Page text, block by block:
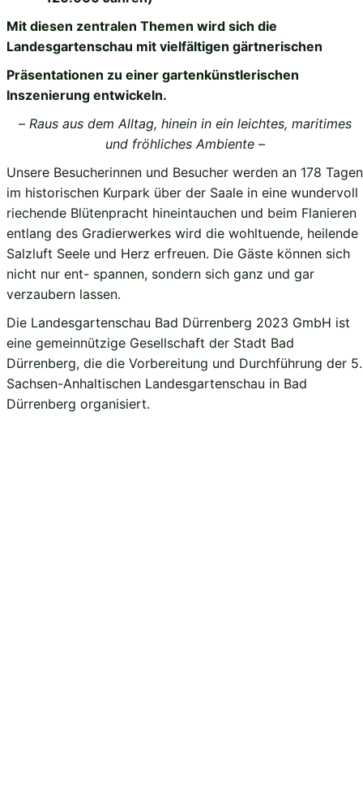
Mit diesen zentralen Themen wird sich die
Landesgartenschau mit vielfältigen gärtnerischen
Präsentationen zu einer gartenkünstlerischen
Inszenierung entwickeln.
– Raus aus dem Alltag, hinein in ein leichtes, maritimes
und fröhliches Ambiente–
Unsere Besucherinnen und Besucher werden an 178 Tagen
im historischen Kurpark über der Saale in eine wundervoll
riechende Blütenpracht hineintauchen und beim Flanieren
entlang des Gradierwerkes wird die wohltuende, heilende
Salzluft Seele und Herz erfreuen. Die Gäste können sich
nicht nur ent- spannen, sondern sich ganz und gar
verzaubern lassen.
Die Landesgartenschau Bad Dürrenberg 2023 GmbH ist
eine gemeinnützige Gesellschaft der Stadt Bad
Dürrenberg, die die Vorbereitung und Durchführung der 5.
Sachsen-Anhaltischen Landesgartenschau in Bad
Dürrenberg organisiert.